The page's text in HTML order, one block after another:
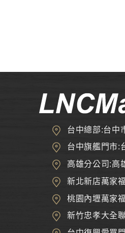
台中總部:台中
台中旗艦門市:
高雄分公司:高
新北新店萬家
桃園內壢萬家
新竹忠孝大全